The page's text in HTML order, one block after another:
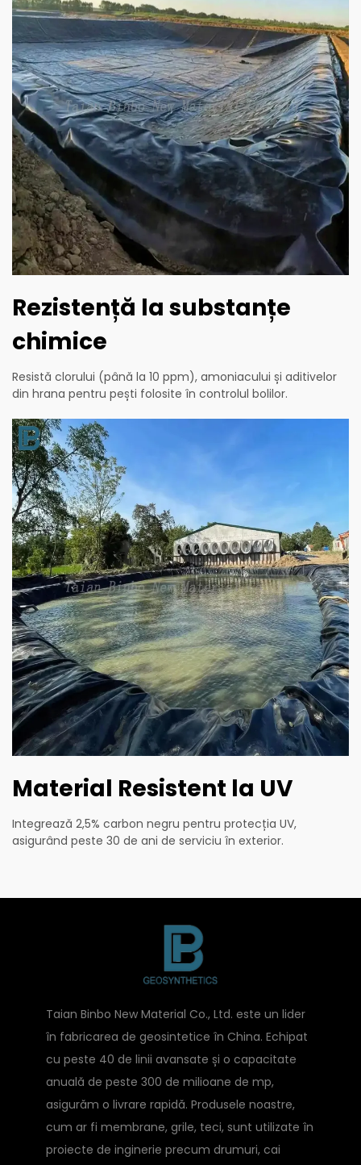
Rezistență la substanțe
chimice
Resistă clorului (până la 10 ppm), amoniacului și aditivelor
din hrana pentru pești folosite în controlul bolilor.
Material Resistent la UV
Integrează 2,5% carbon negru pentru protecția UV,
asigurând peste 30 de ani de serviciu în exterior.
Taian Binbo New Material Co., Ltd. este un lider
în fabricarea de geosintetice în China. Echipat
cu peste 40 de linii avansate și o capacitate
anuală de peste 300 de milioane de mp,
asigurăm o livrare rapidă. Produsele noastre,
cum ar fi membrane, grile, teci, sunt utilizate în
proiecte de inginerie precum drumuri, cai